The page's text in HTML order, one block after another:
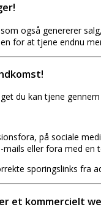
også genererer
for at tjene endnu
du kan tjene
på sociale
eller fora med en
sporingslinks fra
et kommercielt